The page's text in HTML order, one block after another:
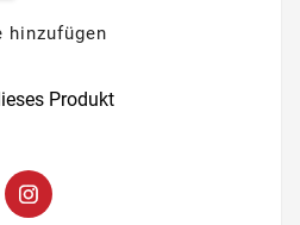
hinzufügen
Produkt